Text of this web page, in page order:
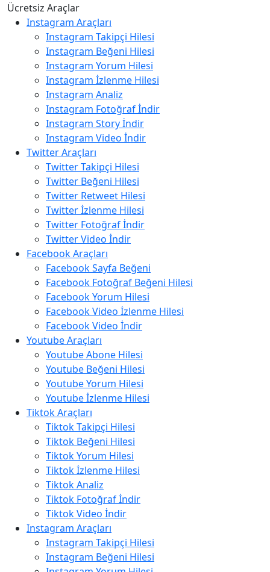
Ücretsiz Araçlar
Instagram Araçları
Instagram Takipçi Hilesi
Instagram Beğeni Hilesi
Instagram Yorum Hilesi
Instagram İzlenme Hilesi
Instagram Analiz
Instagram Fotoğraf İndir
Instagram Story İndir
Instagram Video İndir
Twitter Araçları
Twitter Takipçi Hilesi
Twitter Beğeni Hilesi
Twitter Retweet Hilesi
Twitter İzlenme Hilesi
Twitter Fotoğraf İndir
Twitter Video İndir
Facebook Araçları
Facebook Sayfa Beğeni
Facebook Fotoğraf Beğeni Hilesi
Facebook Yorum Hilesi
Facebook Video İzlenme Hilesi
Facebook Video İndir
Youtube Araçları
Youtube Abone Hilesi
Youtube Beğeni Hilesi
Youtube Yorum Hilesi
Youtube İzlenme Hilesi
Tiktok Araçları
Tiktok Takipçi Hilesi
Tiktok Beğeni Hilesi
Tiktok Yorum Hilesi
Tiktok İzlenme Hilesi
Tiktok Analiz
Tiktok Fotoğraf İndir
Tiktok Video İndir
Instagram Araçları
Instagram Takipçi Hilesi
Instagram Beğeni Hilesi